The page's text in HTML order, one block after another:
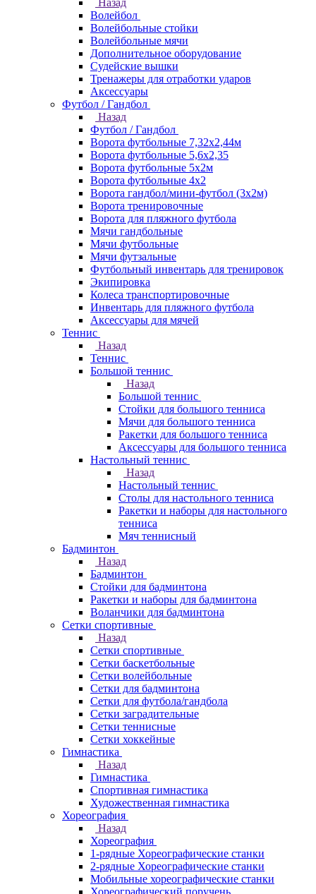
Назад
Волейбол
Волейбольные стойки
Волейбольные мячи
Дополнительное оборудование
Судейские вышки
Тренажеры для отработки ударов
Аксессуары
Футбол / Гандбол
Назад
Футбол / Гандбол
Ворота футбольные 7,32х2,44м
Ворота футбольные 5,6х2,35
Ворота футбольные 5х2м
Ворота футбольные 4х2
Ворота гандбол/мини-футбол (3х2м)
Ворота тренировочные
Ворота для пляжного футбола
Мячи гандбольные
Мячи футбольные
Мячи футзальные
Футбольный инвентарь для тренировок
Экипировка
Колеса транспортировочные
Инвентарь для пляжного футбола
Аксессуары для мячей
Теннис
Назад
Теннис
Большой теннис
Назад
Большой теннис
Стойки для большого тенниса
Мячи для большого тенниса
Ракетки для большого тенниса
Аксессуары для большого тенниса
Настольный теннис
Назад
Настольный теннис
Столы для настольного тенниса
Ракетки и наборы для настольного
тенниса
Мяч теннисный
Бадминтон
Назад
Бадминтон
Стойки для бадминтона
Ракетки и наборы для бадминтона
Воланчики для бадминтона
Сетки спортивные
Назад
Сетки спортивные
Сетки баскетбольные
Сетки волейбольные
Сетки для бадминтона
Сетки для футбола/гандбола
Сетки заградительные
Сетки теннисные
Сетки хоккейные
Гимнастика
Назад
Гимнастика
Спортивная гимнастика
Художественная гимнастика
Хореография
Назад
Хореография
1-рядные Хореографические станки
2-рядные Хореографические станки
Мобильные хореографические станки
Хореографический поручень